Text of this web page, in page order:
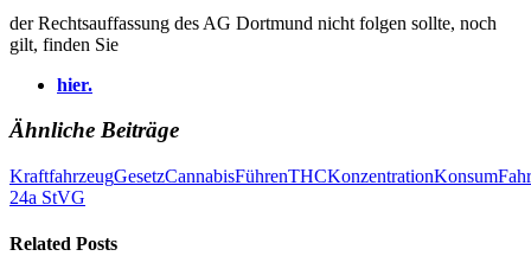
der Rechtsauffassung des AG Dortmund nicht folgen sollte, noch
gilt, finden Sie
hier.
Ähnliche Beiträge
KraftfahrzeugGesetzCannabisFührenTHCKonzentrationKonsum
24a StVG
Related Posts